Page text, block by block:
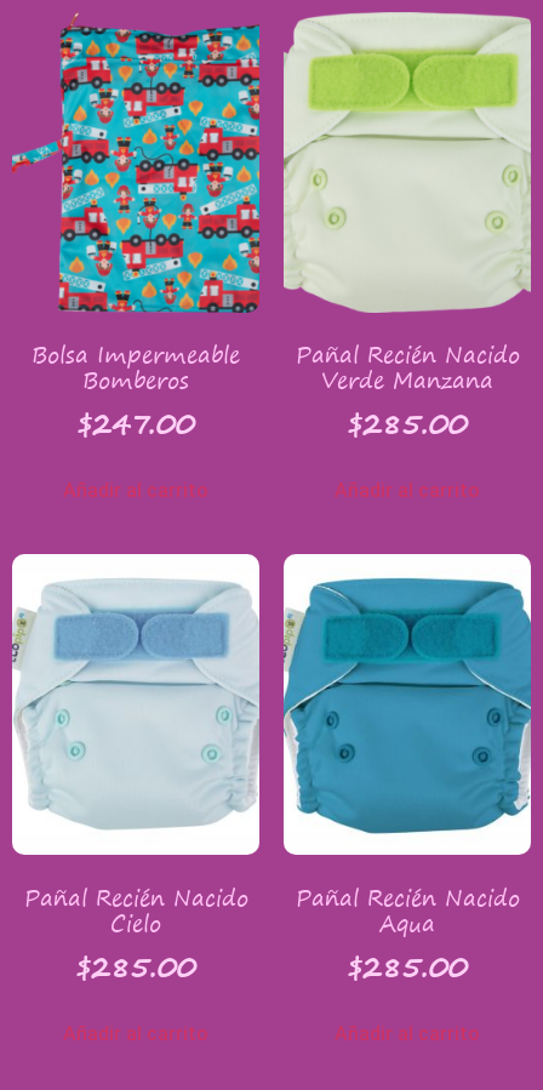
Bolsa Impermeable
Bomberos
$247.00
Añadir al carrito
Pañal Recién Nacido
Verde Manzana
$285.00
Añadir al carrito
Pañal Recién Nacido
Cielo
$285.00
Añadir al carrito
Pañal Recién Nacido
Aqua
$285.00
Añadir al carrito